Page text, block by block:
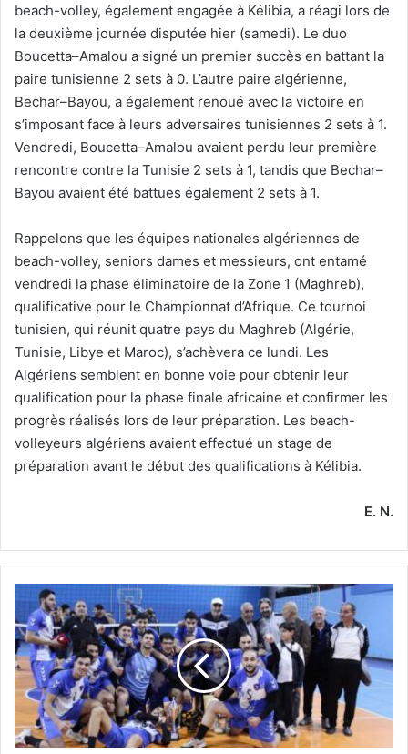
beach-volley, également engagée à Kélibia, a réagi lors de
la deuxième journée disputée hier (samedi). Le duo
Boucetta–Amalou a signé un premier succès en battant la
paire tunisienne 2 sets à 0. L’autre paire algérienne,
Bechar–Bayou, a également renoué avec la victoire en
s’imposant face à leurs adversaires tunisiennes 2 sets à 1.
Vendredi, Boucetta–Amalou avaient perdu leur première
rencontre contre la Tunisie 2 sets à 1, tandis que Bechar–
Bayou avaient été battues également 2 sets à 1.
Rappelons que les équipes nationales algériennes de
beach-volley, seniors dames et messieurs, ont entamé
vendredi la phase éliminatoire de la Zone 1 (Maghreb),
qualificative pour le Championnat d’Afrique. Ce tournoi
tunisien, qui réunit quatre pays du Maghreb (Algérie,
Tunisie, Libye et Maroc), s’achèvera ce lundi. Les
Algériens semblent en bonne voie pour obtenir leur
qualification pour la phase finale africaine et confirmer les
progrès réalisés lors de leur préparation. Les beach-
volleyeurs algériens avaient effectué un stage de
préparation avant le début des qualifications à Kélibia.
E. N.
1er
tournoi
d’accession,
du
Championnat
de
Nationale-
1
B,